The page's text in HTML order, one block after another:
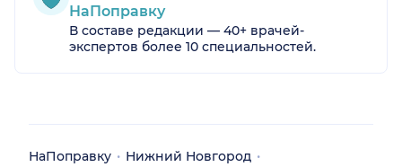
НаПоправку
В составе редакции — 40+ врачей-
экспертов более 10 специальностей.
НаПоправку
Нижний Новгород